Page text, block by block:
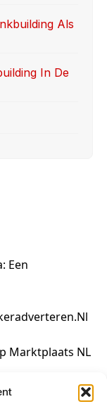
Als
In De
Een
Marktplaats NL
Marketing